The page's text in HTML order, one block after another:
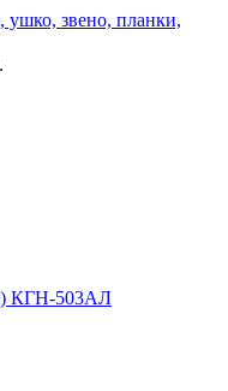
ушко, звено, планки,
КГН-503АЛ